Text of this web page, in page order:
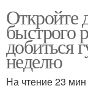
Откройте
быстрого
добиться
неделю
На чтение 23 мин